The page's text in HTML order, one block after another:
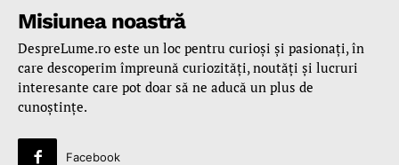
Misiunea noastră
DespreLume.ro este un loc pentru curioşi şi pasionaţi, în
care descoperim împreună curiozităţi, noutăţi şi lucruri
interesante care pot doar să ne aducă un plus de
cunoştinţe.
Facebook